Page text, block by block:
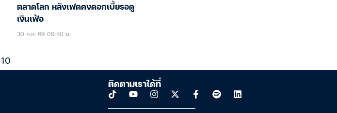
ตลาดโลก หลังเฟดคงดอกเบี้ยรอดู
เงินเฟ้อ
30 ก.ค. 69 09:50 น.
10
ติดตามเราได้ที่